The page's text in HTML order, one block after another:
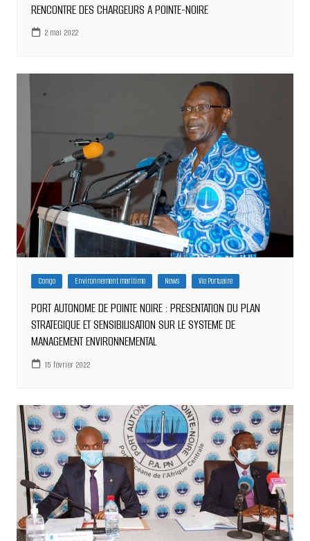
RENCONTRE DES CHARGEURS A POINTE-NOIRE
2 mai 2022
Congo Environnement maritime News Vie Portuaire
PORT AUTONOME DE POINTE NOIRE : PRESENTATION DU PLAN
STRATEGIQUE ET SENSIBILISATION SUR LE SYSTEME DE
MANAGEMENT ENVIRONNEMENTAL
15 février 2022